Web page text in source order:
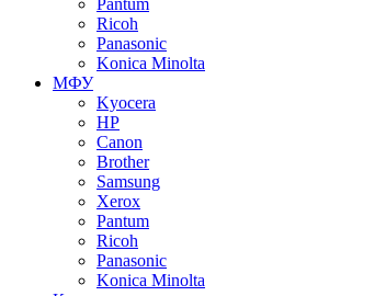
Pantum
Ricoh
Panasonic
Konica Minolta
МФУ
Kyocera
HP
Canon
Brother
Samsung
Xerox
Pantum
Ricoh
Panasonic
Konica Minolta